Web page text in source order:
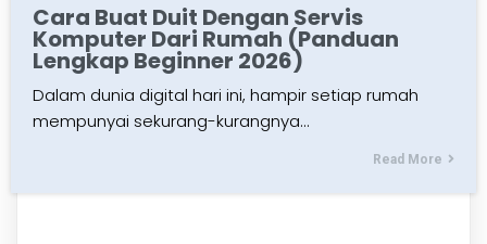
Cara Buat Duit Dengan Servis
Komputer Dari Rumah (Panduan
Lengkap Beginner 2026)
Dalam dunia digital hari ini, hampir setiap rumah
mempunyai sekurang-kurangnya…
Read More